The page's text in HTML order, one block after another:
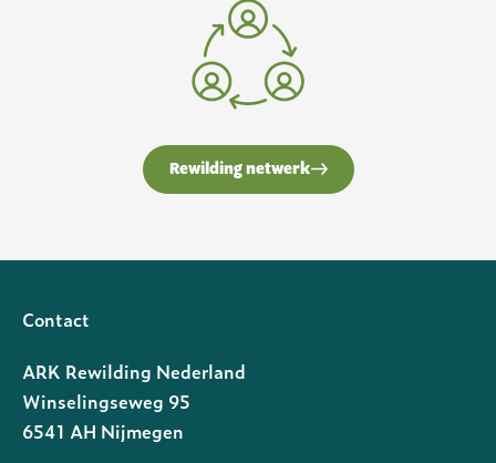
Rewilding netwerk
Contact
ARK Rewilding Nederland
Winselingseweg 95
6541 AH Nijmegen